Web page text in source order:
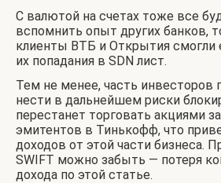
С валютой на счетах тоже все
вспомнить опыт других банков,
клиенты ВТБ и Открытия смогли
их попадания в SDN лист.
Тем не менее, часть инвесторов
нести в дальнейшем риски
перестанет торговать акциями
эмитентов в Тинькофф, что
доходов от этой части бизнеса.
SWIFT можно забыть — потеря
дохода по этой статье.